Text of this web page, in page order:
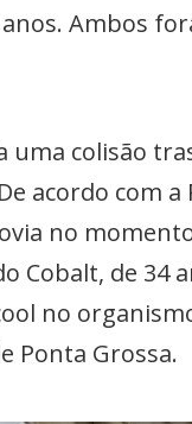
Ambos
uma colisão
acordo com a
no
Cobalt, de 34
no
Ponta Grossa.